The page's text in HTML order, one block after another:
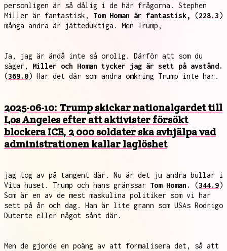
personligen är så dålig i de här frågorna. Stephen
Miller är fantastisk, Tom Homan är fantastisk, (228.3)
många andra är jätteduktiga. Men Trump,
Ja, jag är ändå inte så orolig. Därför att som du
säger, Miller och Homan tycker jag är sett på avstånd.
(369.0) Har det där som andra omkring Trump inte har.
2025-06-10: Trump skickar nationalgardet till
Los Angeles efter att aktivister försökt
blockera ICE, 2 000 soldater ska avhjälpa vad
administrationen kallar laglöshet
jag tog av på tangent där. Nu är det ju andra bullar i
Vita huset. Trump och hans gränssar Tom Homan. (344.9)
Som är en av de mest maskulina politiker som vi har
sett på år och dag. Han är lite grann som USAs Rodrigo
Duterte eller något sånt där.
Men de gjorde en poäng av att formalisera det, så att